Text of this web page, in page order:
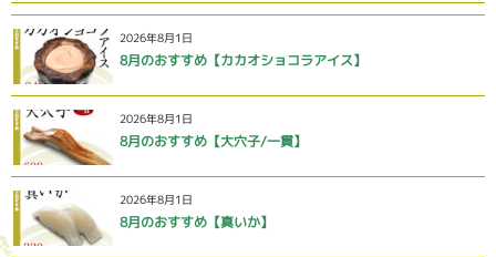
2026年8月1日
8月のおすすめ【カカオショコラアイス】
2026年8月1日
8月のおすすめ【大穴子/一貫】
2026年8月1日
8月のおすすめ【真いか】